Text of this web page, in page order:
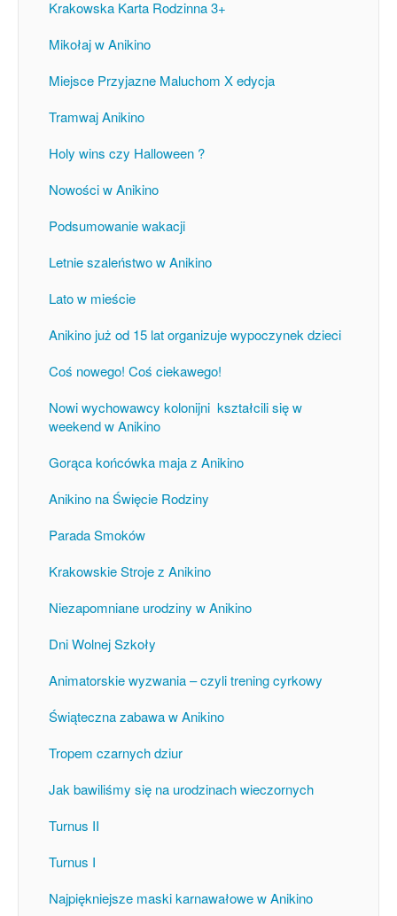
Krakowska Karta Rodzinna 3+
Mikołaj w Anikino
Miejsce Przyjazne Maluchom X edycja
Tramwaj Anikino
Holy wins czy Halloween ?
Nowości w Anikino
Podsumowanie wakacji
Letnie szaleństwo w Anikino
Lato w mieście
Anikino już od 15 lat organizuje wypoczynek dzieci
Coś nowego! Coś ciekawego!
Nowi wychowawcy kolonijni kształcili się w
weekend w Anikino
Gorąca końcówka maja z Anikino
Anikino na Święcie Rodziny
Parada Smoków
Krakowskie Stroje z Anikino
Niezapomniane urodziny w Anikino
Dni Wolnej Szkoły
Animatorskie wyzwania – czyli trening cyrkowy
Świąteczna zabawa w Anikino
Tropem czarnych dziur
Jak bawiliśmy się na urodzinach wieczornych
Turnus II
Turnus I
Najpiękniejsze maski karnawałowe w Anikino